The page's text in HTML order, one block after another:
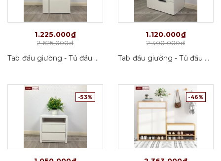
1.225.000₫
2.625.000₫
Tab đầu giường - Tủ đầu giường Tab05_VD01
1.120.000₫
2.400.000₫
Tab đầu giường - Tủ đầu giường Tab02_VD01
-53% -46%